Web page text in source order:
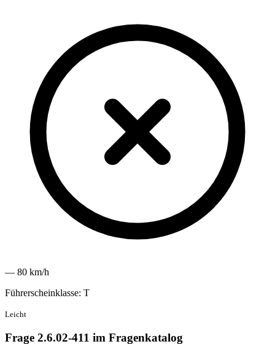
— 80 km/h
Führerscheinklasse: T
Leicht
Frage 2.6.02-411 im Fragenkatalog